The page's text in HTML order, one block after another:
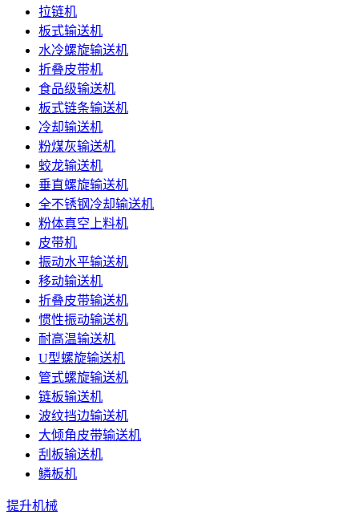
拉链机
板式输送机
水冷螺旋输送机
折叠皮带机
食品级输送机
板式链条输送机
冷却输送机
粉煤灰输送机
蛟龙输送机
垂直螺旋输送机
全不锈钢冷却输送机
粉体真空上料机
皮带机
振动水平输送机
移动输送机
折叠皮带输送机
惯性振动输送机
耐高温输送机
U型螺旋输送机
管式螺旋输送机
链板输送机
波纹挡边输送机
大倾角皮带输送机
刮板输送机
鳞板机
提升机械